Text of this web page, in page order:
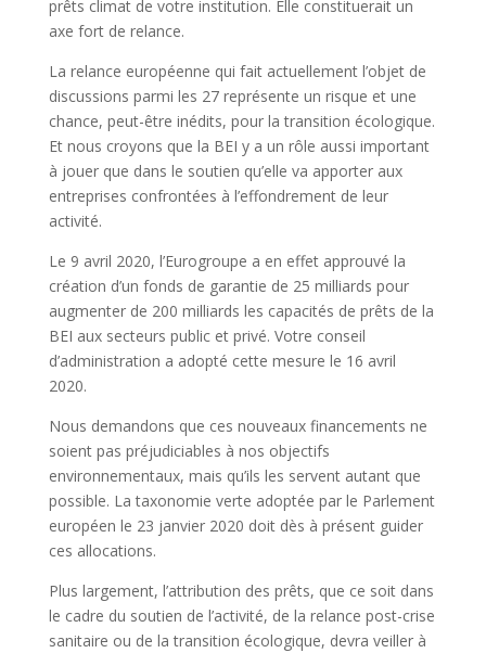
prêts climat de votre institution. Elle constituerait un
axe fort de relance.
La relance européenne qui fait actuellement l’objet de
discussions parmi les 27 représente un risque et une
chance, peut-être inédits, pour la transition écologique.
Et nous croyons que la BEI y a un rôle aussi important
à jouer que dans le soutien qu’elle va apporter aux
entreprises confrontées à l’effondrement de leur
activité.
Le 9 avril 2020, l’Eurogroupe a en effet approuvé la
création d’un fonds de garantie de 25 milliards pour
augmenter de 200 milliards les capacités de prêts de la
BEI aux secteurs public et privé. Votre conseil
d’administration a adopté cette mesure le 16 avril
2020.
Nous demandons que ces nouveaux financements ne
soient pas préjudiciables à nos objectifs
environnementaux, mais qu’ils les servent autant que
possible. La taxonomie verte adoptée par le Parlement
européen le 23 janvier 2020 doit dès à présent guider
ces allocations.
Plus largement, l’attribution des prêts, que ce soit dans
le cadre du soutien de l’activité, de la relance post-crise
sanitaire ou de la transition écologique, devra veiller à